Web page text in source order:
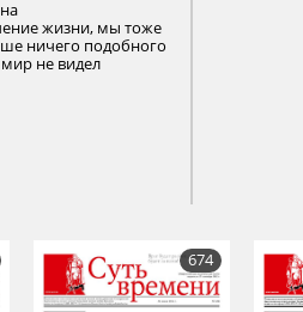
жизни, мы тоже
ничего подобного
не видел
674